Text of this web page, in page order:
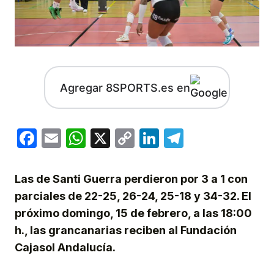
Agregar 8SPORTS.es en
Facebook
EmailWhatsApp
X
CopyLinkedIn
Las de Santi Guerra perdieron por 3 a 1 con
parciales de 22-25, 26-24, 25-18 y 34-32. El
próximo domingo, 15 de febrero, a las 18:00
h., las grancanarias reciben al Fundación
Cajasol Andalucía.